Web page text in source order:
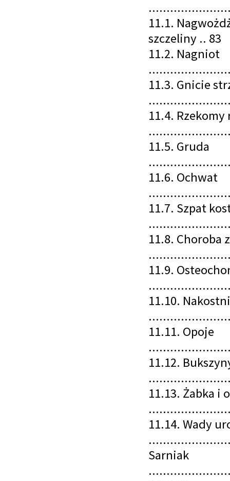
11.1.
szczeliny .. 83
11.2. Nagniot
11.3. Gnicie
11.4.
11.5. Gruda
11.6. Ochwat
11.7. Szpat
11.8. Choroba
11.9.
11.10.
11.11. Opoje
11.12.
11.13. Żabka i
11.14. Wady
Sarniak